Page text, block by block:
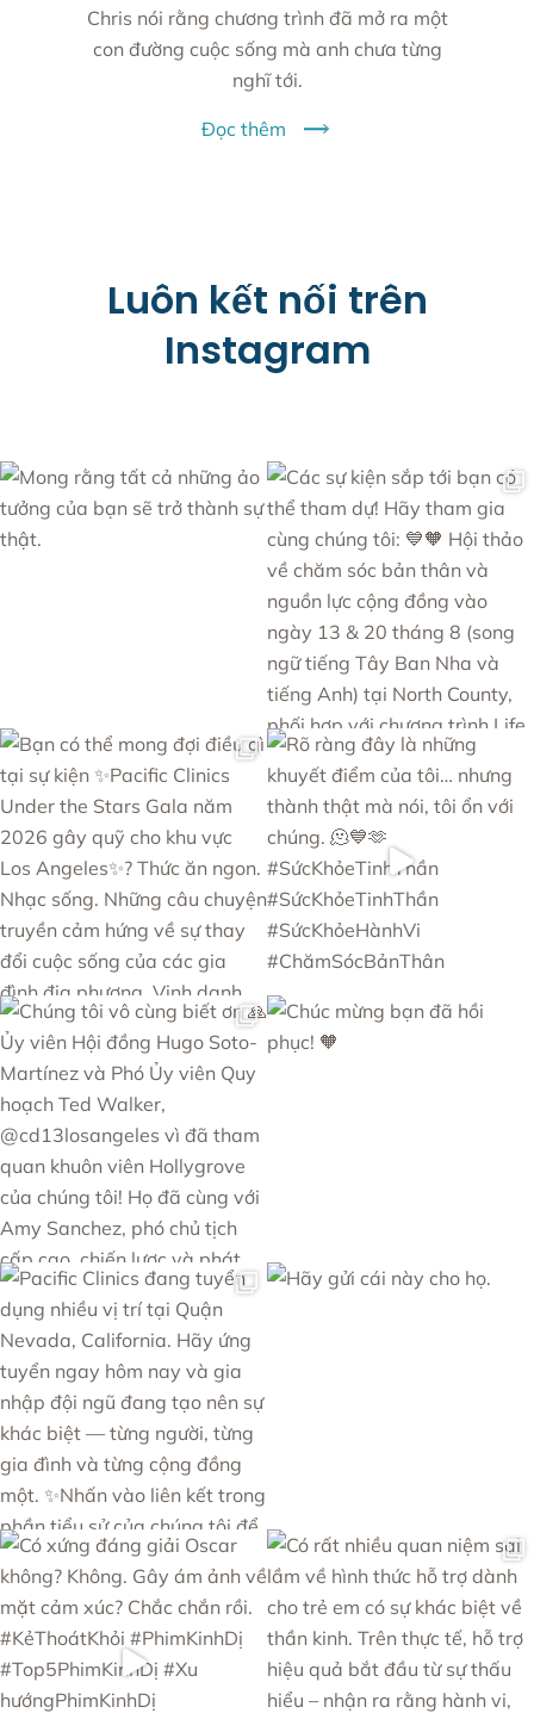
Chris nói rằng chương trình đã mở ra một
con đường cuộc sống mà anh chưa từng
nghĩ tới.
Đọc thêm
Luôn kết nối trên
Instagram